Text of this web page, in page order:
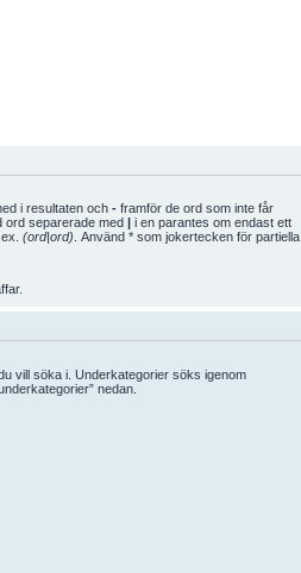
i resultaten och - framför de ord som inte får
ord separerade med | i en parantes om endast ett
(ord|ord) . Använd * som jokertecken för partiella
vill söka i. Underkategorier söks igenom
nedan.